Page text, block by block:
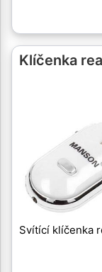
Klíčenka
Svítící klíčenka